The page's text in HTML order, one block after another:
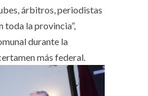
árbitros, periodistas
toda la provincia”,
durante la
más federal.